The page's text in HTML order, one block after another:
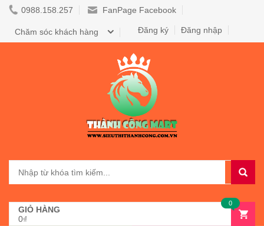
0988.158.257 FanPage Facebook
Đăng nhập
Đăng ký
Chăm sóc khách hàng
GIỎ HÀNG
0₫
0